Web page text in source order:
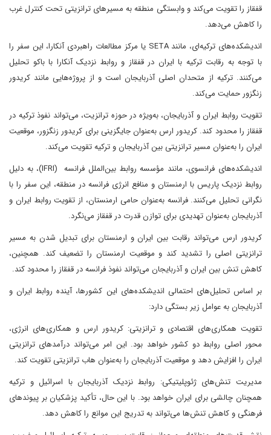
قفقاز را تقویت می‌کند و وابستگی منطقه به مسیرهای ترانزیتی تحت کنترل غرب
را کاهش می‌دهد.
اندیشکده‌های ترکیه‌ای، مانند SETA یا مرکز مطالعات راهبردی آنکارا، این سفر را
با توجه به رقابت ترکیه با ایران در قفقاز و روابط نزدیک آنکارا با باکو تحلیل
می‌کنند. ترکیه از متحدان اصلی آذربایجان است و از پروژه‌هایی مانند کریدور
زنگزور حمایت می‌کند.
تقویت روابط ایران و آذربایجان، به‌ویژه در حوزه ترانزیت، می‌تواند نفوذ ترکیه در
قفقاز را محدود کند. کریدور ارس به‌عنوان جایگزینی برای کریدور زنگزور، موقعیت
ایران را به‌عنوان مسیر ترانزیتی بین آذربایجان و ترکیه تقویت می‌کند.
اندیشکده‌های فرانسوی، مانند مؤسسه روابط بین‌الملل فرانسه (IFRI)، به دلیل
روابط نزدیک پاریس با ارمنستان و منافع انرژی فرانسه در منطقه، این سفر را با
نگرانی تحلیل می‌کنند. فرانسه به‌عنوان حامی ارمنستان، از تقویت روابط ایران و
آذربایجان به‌عنوان تهدیدی برای توازن قدرت در قفقاز می‌نگرد.
کریدور ارس می‌تواند رقابت بین ایران و ارمنستان برای تبدیل شدن به مسیر
ترانزیتی اصلی را تشدید کند و موقعیت ارمنستان را تضعیف کند. همچنین،
کاهش تنش بین ایران و آذربایجان می‌تواند نفوذ فرانسه در قفقاز را محدود کند.
بر اساس تحلیل‌های احتمالی اندیشکده‌های این کشورها، آینده روابط ایران و
آذربایجان به عوامل زیر بستگی دارد:
تقویت همکاری‌های اقتصادی و ترانزیتی: کریدور ارس و همکاری‌های انرژی،
محور اصلی روابط دو کشور خواهد بود. این امر می‌تواند درآمدهای ترانزیتی
ایران را افزایش دهد و موقعیت آذربایجان را به‌عنوان هاب ترانزیتی تقویت کند.
مدیریت تنش‌های ژئوپلیتیکی: روابط نزدیک آذربایجان با اسرائیل و ترکیه
همچنان چالشی برای ایران خواهد بود. با این حال، تأکید پزشکیان بر پیوندهای
فرهنگی و کاهش تنش‌ها می‌تواند به تدریج این موانع را کاهش دهد.